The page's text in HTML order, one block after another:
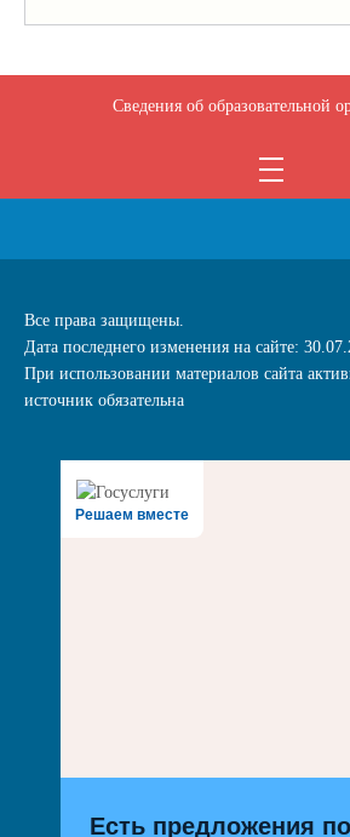
Сведения об образовательной
Все права защищены.
Дата последнего изменения на сайте:
При использовании материалов сайта
источник обязательна
Решаем вместе
Есть предложения по